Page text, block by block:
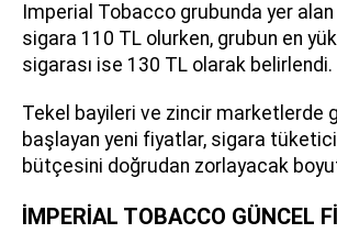
Imperial Tobacco grubunda yer alan
sigara 110 TL olurken, grubun en
sigarası ise 130 TL olarak belirlendi.
Tekel bayileri ve zincir marketlerde
başlayan yeni fiyatlar, sigara
bütçesini doğrudan zorlayacak
İMPERİAL TOBACCO GÜNCEL